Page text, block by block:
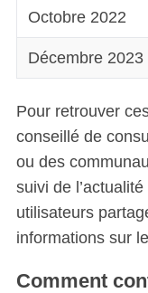
Octobre 2022
Décembre 2023
Pour retrouver
conseillé de
ou des
suivi de
utilisateurs
informations sur
Comment